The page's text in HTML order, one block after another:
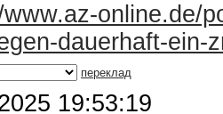
online.de/
dauerhaft-ein-
переклад
19:53:19